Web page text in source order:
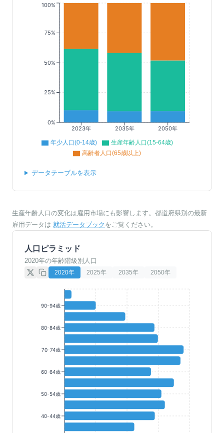
2023年 2035年 2050年
0%
25%
50%
75%
100%
年少人口(0-14歳)
生産年齢人口(15-64歳)
高齢者人口(65歳以上)
データテーブルを表示
生産年齢人口の変化は雇用市場にも影響します。都道府県別の最新
雇用データは 就活データブック をご覧ください。
人口ピラミッド
2020年の年齢階級別人口
2020年 2025年 2035年 2050年
90-94歳
80-84歳
70-74歳
60-64歳
50-54歳
40-44歳